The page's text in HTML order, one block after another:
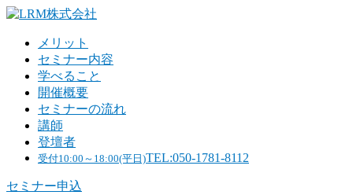
メリット
セミナー内容
学べること
開催概要
セミナーの流れ
講師
登壇者
受付10:00～18:00(平日)TEL:050-1781-8112
セミナー申込